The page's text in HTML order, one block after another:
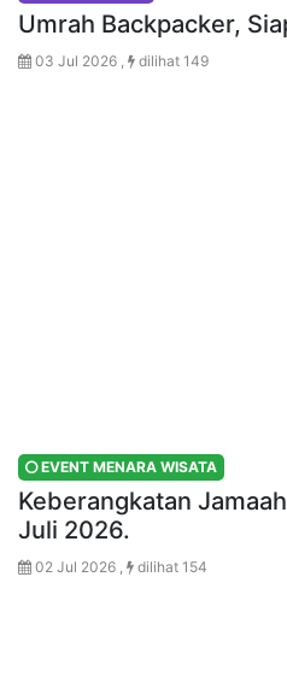
Umrah Backpacker,
03 Jul 2026 , dilihat 149
EVENT MENARA WISATA
Keberangkatan
Juli 2026.
02 Jul 2026 , dilihat 154